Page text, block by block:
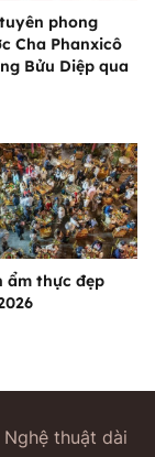
phong
Cha Phanxicô
Bửu Diệp qua
ẩm thực đẹp
thuật dài